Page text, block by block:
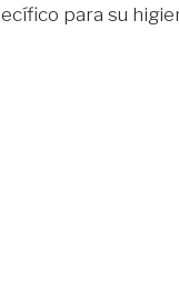
para su